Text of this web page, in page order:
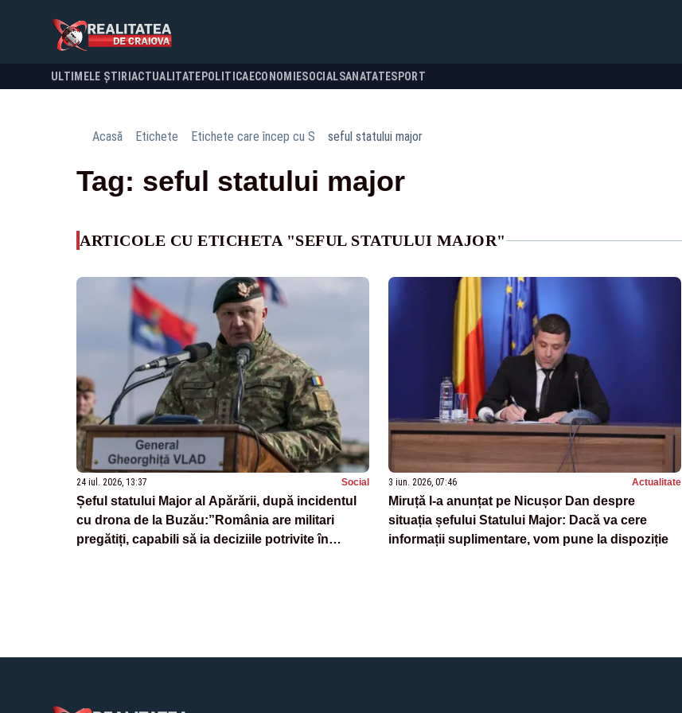
ULTIMELE ȘTIRI ACTUALITATE POLITICA ECONOMIESOCIALSANATATESPORT
Acasă Etichete Etichete care încep cu S seful statului major
Tag: seful statului major
ARTICOLE CU ETICHETA "SEFUL STATULUI MAJOR"
24 iul. 2026, 13:37 Social
Șeful statului Major al Apărării, după incidentul
cu drona de la Buzău:”România are militari
pregătiți, capabili să ia deciziile potrivite în
3 iun. 2026, 07:46 Actualitate
Miruță l-a anunțat pe Nicușor Dan despre
situația șefului Statului Major: Dacă va cere
informații suplimentare, vom pune la dispoziție